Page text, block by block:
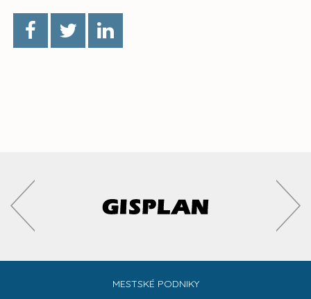
MESTSKÉ PODNIKY